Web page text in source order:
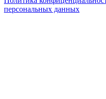
персональных данных